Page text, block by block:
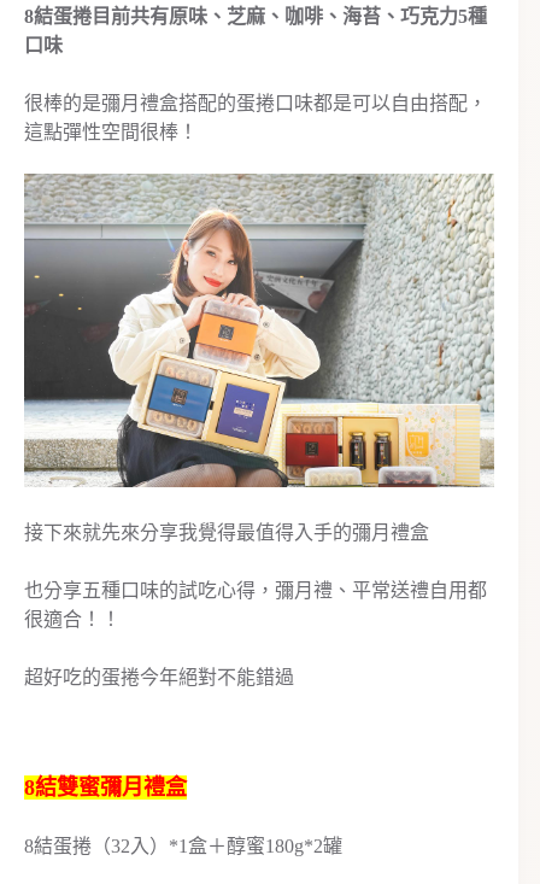
8結蛋捲目前共有原味、芝麻、咖啡、海苔、巧克力5種
口味
很棒的是彌月禮盒搭配的蛋捲口味都是可以自由搭配，
這點彈性空間很棒！
接下來就先來分享我覺得最值得入手的彌月禮盒
也分享五種口味的試吃心得，彌月禮、平常送禮自用都
很適合！！
超好吃的蛋捲今年絕對不能錯過
8結雙蜜彌月禮盒
8結蛋捲（32入）*1盒＋醇蜜180g*2罐